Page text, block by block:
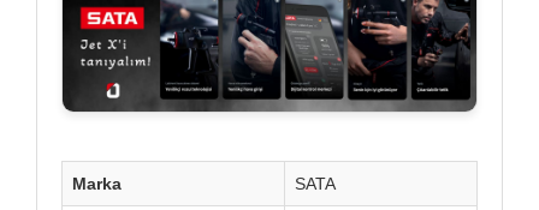
Marka SATA